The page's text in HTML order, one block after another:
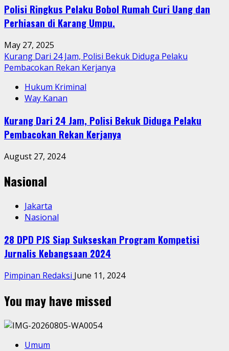
Polisi Ringkus Pelaku Bobol Rumah Curi Uang dan
Perhiasan di Karang Umpu.
May 27, 2025
Kurang Dari 24 Jam, Polisi Bekuk Diduga Pelaku
Pembacokan Rekan Kerjanya
Hukum Kriminal
Way Kanan
Kurang Dari 24 Jam, Polisi Bekuk Diduga Pelaku
Pembacokan Rekan Kerjanya
August 27, 2024
Nasional
Jakarta
Nasional
28 DPD PJS Siap Sukseskan Program Kompetisi
Jurnalis Kebangsaan 2024
Pimpinan Redaksi June 11, 2024
You may have missed
Umum